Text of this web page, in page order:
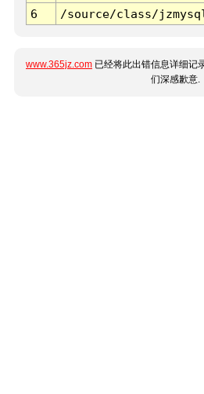
6
/source/class/
www.365jz.com 已经将此出错信息详细记
们深感歉意.